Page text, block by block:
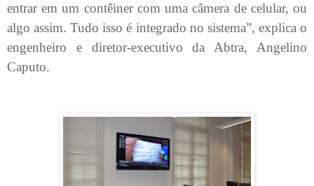
entrar em um contêiner com uma câmera de celular, ou
algo assim. Tudo isso é integrado no sistema”, explica o
engenheiro e diretor-executivo da Abtra, Angelino
Caputo.